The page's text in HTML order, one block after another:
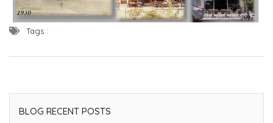
Tags :
BLOG RECENT POSTS